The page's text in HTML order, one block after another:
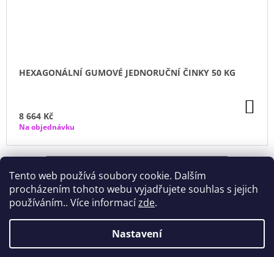
Tento web používá soubory cookie. Dalším
procházením tohoto webu vyjadřujete souhlas s jejich
používáním.. Více informacízde.
Nastavení
HEXAGONÁLNÍ GUMOVÉ JEDNORUČNÍ ČINKY 50 KG
8 664 Kč
Na objednávku